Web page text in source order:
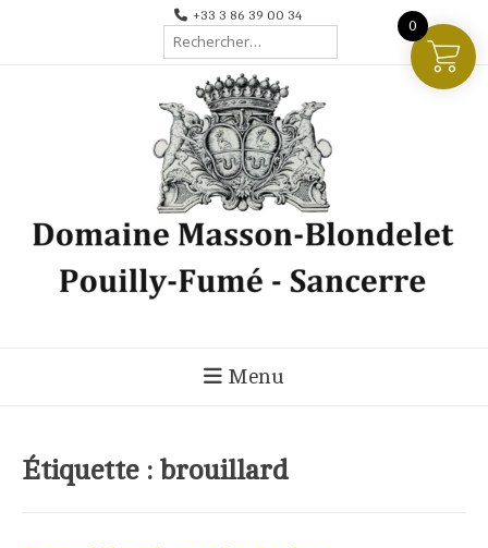
+33 3 86 39 00 34
Rechercher :
Menu
Étiquette : brouillard
0